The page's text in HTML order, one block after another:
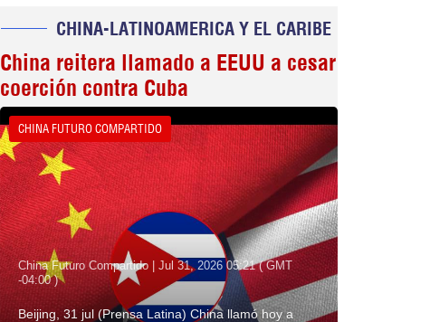
CHINA-LATINOAMERICA Y EL CARIBE
China reitera llamado a EEUU a cesar
coerción contra Cuba
CHINA FUTURO COMPARTIDO
China Futuro Compartido | Jul 31, 2026 05:21 ( GMT
-04:00 )
Beijing, 31 jul (Prensa Latina) China llamó hoy a